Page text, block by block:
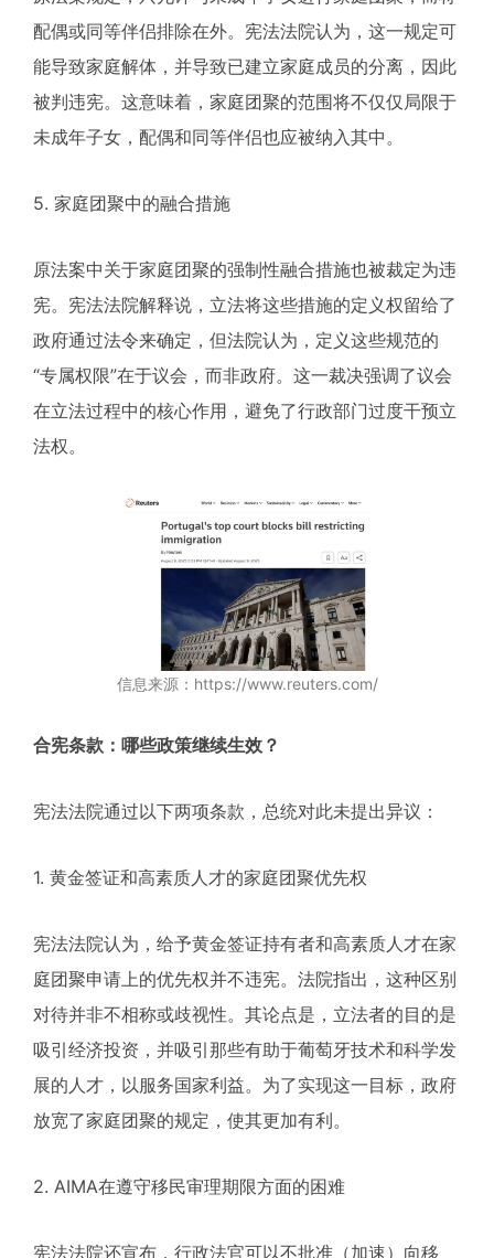
配偶或同等伴侣排除在外。宪法法院认为，这一规定可
能导致家庭解体，并导致已建立家庭成员的分离，因此
被判违宪。这意味着，家庭团聚的范围将不仅仅局限于
未成年子女，配偶和同等伴侣也应被纳入其中。
5. 家庭团聚中的融合措施
原法案中关于家庭团聚的强制性融合措施也被裁定为违
宪。宪法法院解释说，立法将这些措施的定义权留给了
政府通过法令来确定，但法院认为，定义这些规范的
“专属权限”在于议会，而非政府。这一裁决强调了议会
在立法过程中的核心作用，避免了行政部门过度干预立
法权。
信息来源：https://www.reuters.com/
合宪条款：哪些政策继续生效？
宪法法院通过以下两项条款，总统对此未提出异议：
1. 黄金签证和高素质人才的家庭团聚优先权
宪法法院认为，给予黄金签证持有者和高素质人才在家
庭团聚申请上的优先权并不违宪。法院指出，这种区别
对待并非不相称或歧视性。其论点是，立法者的目的是
吸引经济投资，并吸引那些有助于葡萄牙技术和科学发
展的人才，以服务国家利益。为了实现这一目标，政府
放宽了家庭团聚的规定，使其更加有利。
2. AIMA在遵守移民审理期限方面的困难
宪法法院还宣布，行政法官可以不批准（加速）向移